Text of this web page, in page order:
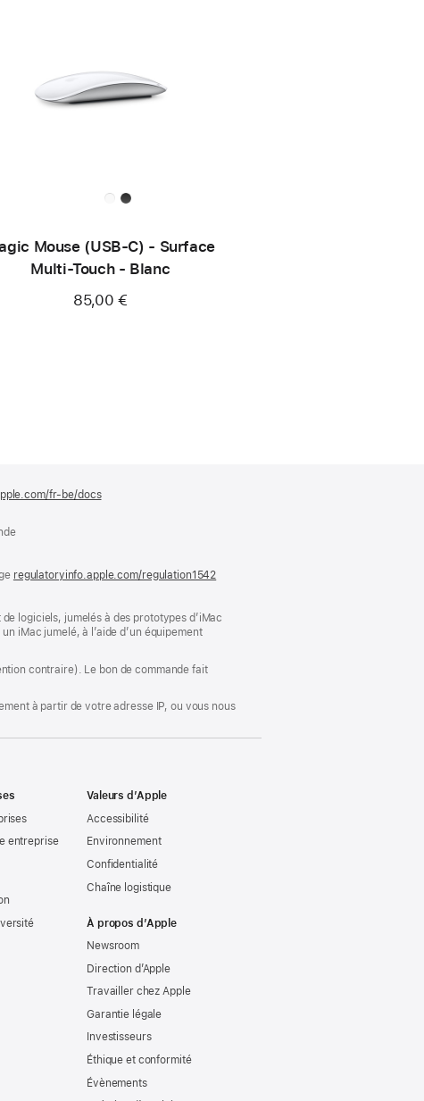
Mouse (USB‑C) - Surface
Multi‑Touch - Blanc
85,00 €
fr-be/docs(s’ouvre
regulatoryinfo.apple.com/regulation1542
nouvelle
logiciels, jumelés à des prototypes d’iMac
iMac jumelé, à l’aide d’un équipement
contraire). Le bon de commande fait
à partir de votre adresse IP, ou vous nous
entreprise
Valeurs d’Apple
Accessibilité
Environnement
Confidentialité
Chaîne logistique
À propos d’Apple
Newsroom
Direction d’Apple
Travailler chez Apple
Garantie légale
Investisseurs
Éthique et conformité
Évènements